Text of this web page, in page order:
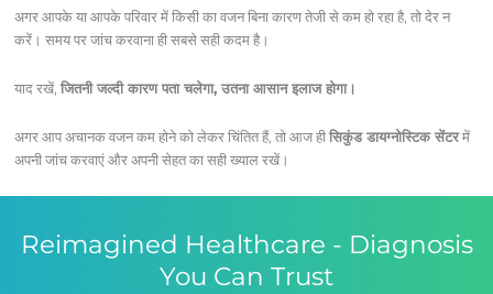
अगर आपके या आपके परिवार में किसी का वजन बिना कारण तेजी से कम हो रहा है, तो देर न
करें। समय पर जांच करवाना ही सबसे सही कदम है।
याद रखें, जितनी जल्दी कारण पता चलेगा, उतना आसान इलाज होगा।
अगर आप अचानक वजन कम होने को लेकर चिंतित हैं, तो आज हीसिकुंड डायग्नोस्टिक सेंटरमें
अपनी जांच करवाएं और अपनी सेहत का सही ख्याल रखें।
Reimagined Healthcare - Diagnosis
You Can Trust